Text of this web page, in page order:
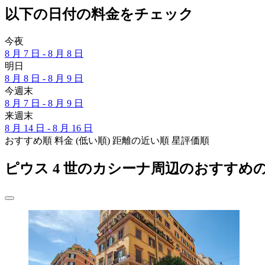
以下の日付の料金をチェック
今夜
8 月 7 日 - 8 月 8 日
明日
8 月 8 日 - 8 月 9 日
今週末
8 月 7 日 - 8 月 9 日
来週末
8 月 14 日 - 8 月 16 日
おすすめ順 料金 (低い順) 距離の近い順 星評価順
ピウス 4 世のカシーナ周辺のおすすめ